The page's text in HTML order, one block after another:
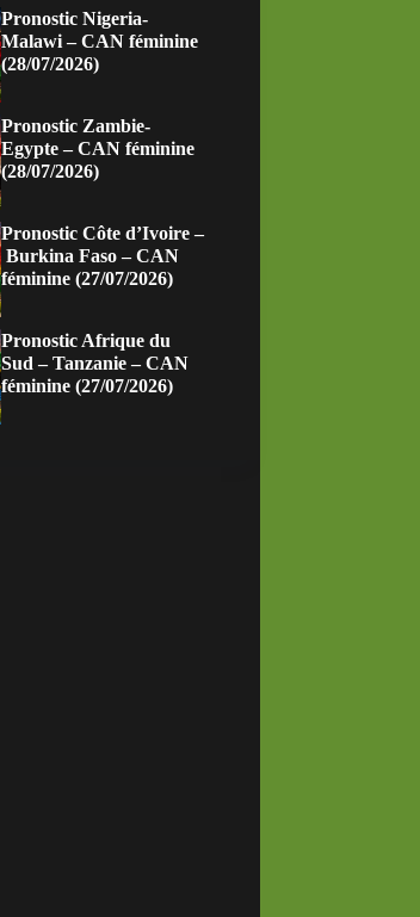
Pronostic Nigeria-
Malawi – CAN féminine
(28/07/2026)
Pronostic Zambie-
Egypte – CAN féminine
(28/07/2026)
Pronostic Côte d’Ivoire –
Burkina Faso – CAN
féminine (27/07/2026)
Pronostic Afrique du
Sud – Tanzanie – CAN
féminine (27/07/2026)